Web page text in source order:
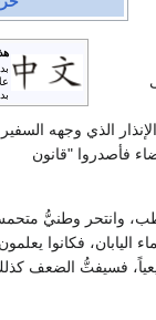
الذي وجهه السفير
فأصدروا "قانون
وانتحر وطنيُّ
اليابان، فكانوا
سيراً طبيعياً، فسيفتُّ الضعف